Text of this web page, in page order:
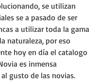
se utilizan
se a pasado de ser
a utilizar toda la gama
naturaleza, por eso
hoy en día el catalogo
es inmensa
gusto de las novias.